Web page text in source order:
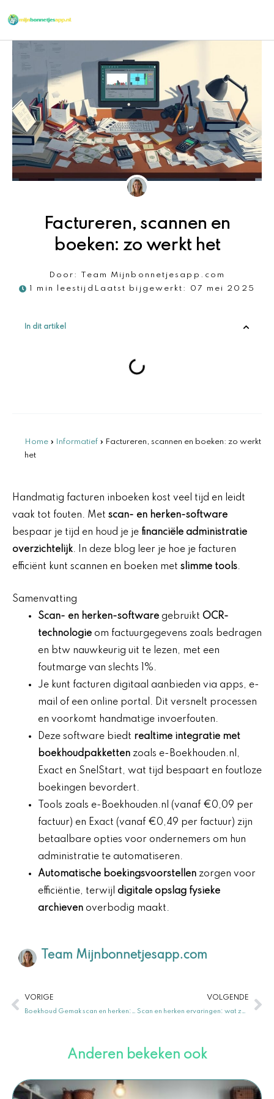
naar
inhoud
Factureren, scannen en
boeken: zo werkt het
Door:
Team Mijnbonnetjesapp.com
1 min leestijd Laatst bijgewerkt: 07 mei 2025
In dit artikel
Home » Informatief » Factureren, scannen en boeken: zo werkt
het
Handmatig facturen inboeken kost veel tijd en leidt
vaak tot fouten. Met scan- en herken-software
bespaar je tijd en houd je je financiële administratie
overzichtelijk. In deze blog leer je hoe je facturen
efficiënt kunt scannen en boeken met slimme tools.
Samenvatting
Scan- en herken-software gebruikt OCR-
technologie om factuurgegevens zoals bedragen
en btw nauwkeurig uit te lezen, met een
foutmarge van slechts 1%.
Je kunt facturen digitaal aanbieden via apps, e-
mail of een online portal. Dit versnelt processen
en voorkomt handmatige invoerfouten.
Deze software biedt realtime integratie met
boekhoudpakketten zoals e-Boekhouden.nl,
Exact en SnelStart, wat tijd bespaart en foutloze
boekingen bevordert.
Tools zoals e-Boekhouden.nl (vanaf €0,09 per
factuur) en Exact (vanaf €0,49 per factuur) zijn
betaalbare opties voor ondernemers om hun
administratie te automatiseren.
Automatische boekingsvoorstellen zorgen voor
efficiëntie, terwijl digitale opslag fysieke
archieven overbodig maakt.
Team Mijnbonnetjesapp.com
Vorige
VORIGE VOLGENDE
Anderen bekeken ook